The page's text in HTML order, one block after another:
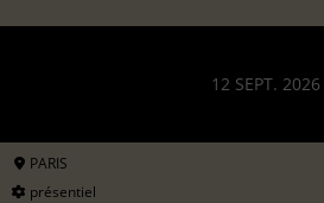
12 SEPT. 2026
PARIS
présentiel